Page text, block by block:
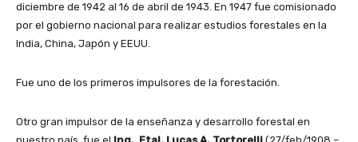
diciembre de 1942 al 16 de abril de 1943. En 1947 fue comisionado
por el gobierno nacional para realizar estudios forestales en la
India, China, Japón y EEUU.
Fue uno de los primeros impulsores de la forestación.
Otro gran impulsor de la enseñanza y desarrollo forestal en